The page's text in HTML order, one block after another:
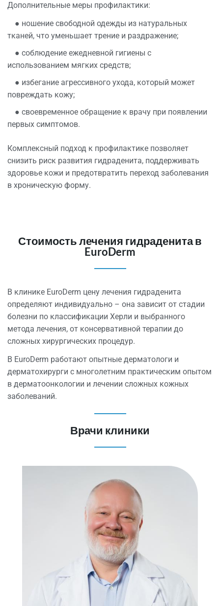
Дополнительные меры профилактики:
● ношение свободной одежды из натуральных
тканей, что уменьшает трение и раздражение;
● соблюдение ежедневной гигиены с
использованием мягких средств;
● избегание агрессивного ухода, который может
повреждать кожу;
● своевременное обращение к врачу при появлении
первых симптомов.
Комплексный подход к профилактике позволяет
снизить риск развития гидраденита, поддерживать
здоровье кожи и предотвратить переход заболевания
в хроническую форму.
Стоимость лечения гидраденита в
EuroDerm
В клинике EuroDerm цену лечения гидраденита
определяют индивидуально – она зависит от стадии
болезни по классификации Херли и выбранного
метода лечения, от консервативной терапии до
сложных хирургических процедур.
В EuroDerm работают опытные дерматологи и
дерматохирурги с многолетним практическим опытом
в дерматоонкологии и лечении сложных кожных
заболеваний.
Врачи клиники